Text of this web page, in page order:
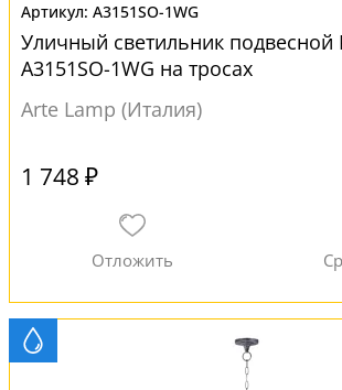
A3151SO-1WG
Уличный светильник подвесной
A3151SO-1WG на тросах
Arte Lamp (Италия)
1 748 ₽